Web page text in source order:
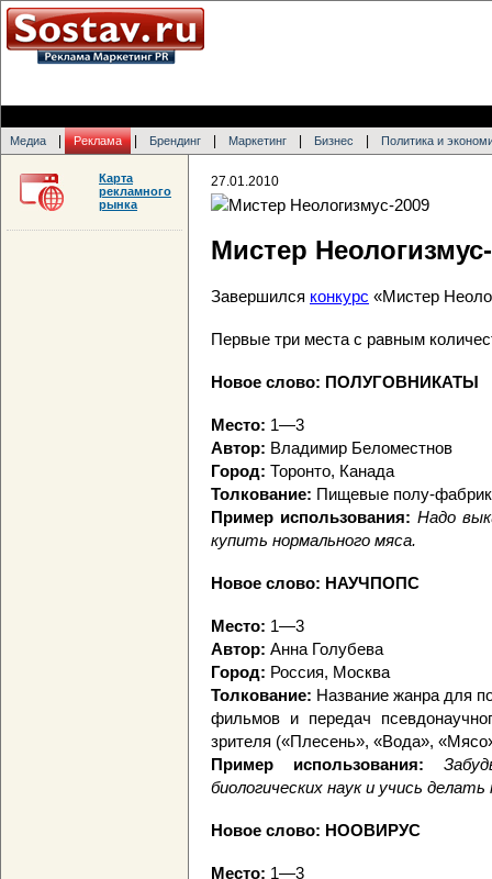
Медиа Реклама Брендинг Маркетинг Бизнес Политика и
27.01.2010
Мистер
Завершился конкурс «Мистер
Первые три места с равным
Новое слово: ПОЛУГОВНИКАТЫ
Место: 1—3
Автор: Владимир Беломестнов
Город: Торонто, Канада
Толкование: Пищевые полу-
Пример использования: Надо
купить нормального мяса.
Новое слово: НАУЧПОПС
Место: 1—3
Автор: Анна Голубева
Город: Россия, Москва
Толкование: Название жанра для
фильмов и передач
зрителя («Плесень», «Вода»,
Пример использования:
биологических наук и учись
Новое слово: НООВИРУС
Место: 1—3
Карта
рекламного
рынка